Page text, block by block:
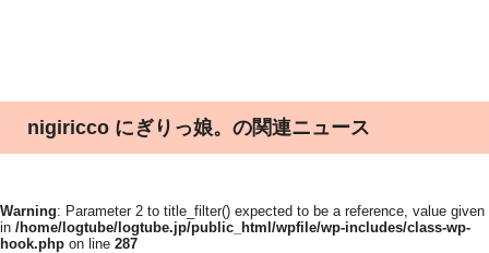
nigiricco にぎりっ娘。の関連ニュース
Warning: Parameter 2 to title_filter() expected to be a reference, value given
in /home/logtube/logtube.jp/public_html/wpfile/wp-includes/class-wp-
hook.php on line 287